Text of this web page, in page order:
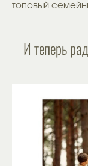
топовый
И теперь